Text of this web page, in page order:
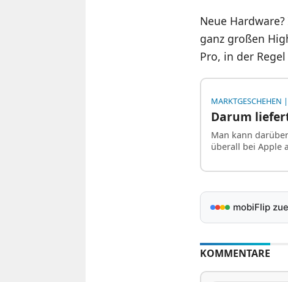
Neue
ganz großen
Pro, in der
MARKTGESCHEHEN
Darum
Man kann
überall bei Apple
mobiFlip
KOMMENTARE